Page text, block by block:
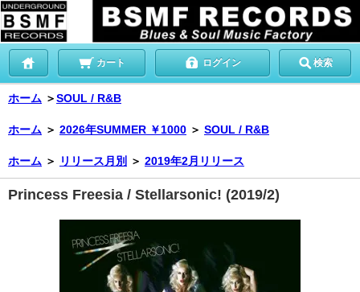
カート ログイン 検索
ホーム ＞SOUL / R&B
ホーム ＞ 2026年SUMMER ￥1000 ＞ SOUL / R&B
ホーム ＞ リリース月別 ＞ 2019年2月リリース
Princess Freesia / Stellarsonic! (2019/2)